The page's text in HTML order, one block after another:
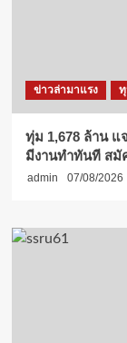
ข่าวล่ามาแรง
ทุ่ม 1,678 ล้าน แ
มีงานทำทันที สมั
admin 07/08/2026